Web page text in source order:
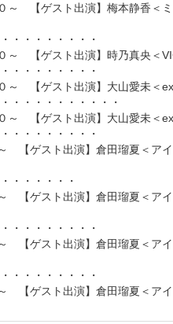
～ 【ゲスト出演】梅本静香＜
・・・・・・・・
～ 【ゲスト出演】時乃真央＜
・・・・・・・・
～ 【ゲスト出演】大山愛未＜
・・・・・・・・・・
～ 【ゲスト出演】大山愛未＜
・・・・・・・・
【ゲスト出演】倉田瑠夏＜ア
・・・・・・
【ゲスト出演】倉田瑠夏＜ア
・・・・・・・・
【ゲスト出演】倉田瑠夏＜ア
・・・・・・・・
【ゲスト出演】倉田瑠夏＜ア